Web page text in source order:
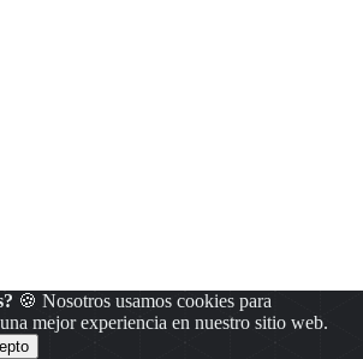
🍪 Nosotros usamos cookies para
mejor experiencia en nuestro sitio web.